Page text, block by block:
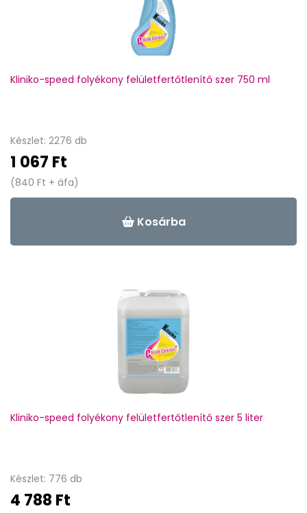
Kliniko-speed folyékony felületfertőtlenítő szer 750 ml
Készlet: 2276 db
1 067 Ft
(840 Ft + áfa)
Kosárba
Kliniko-speed folyékony felületfertőtlenítő szer 5 liter
Készlet: 776 db
4 788 Ft